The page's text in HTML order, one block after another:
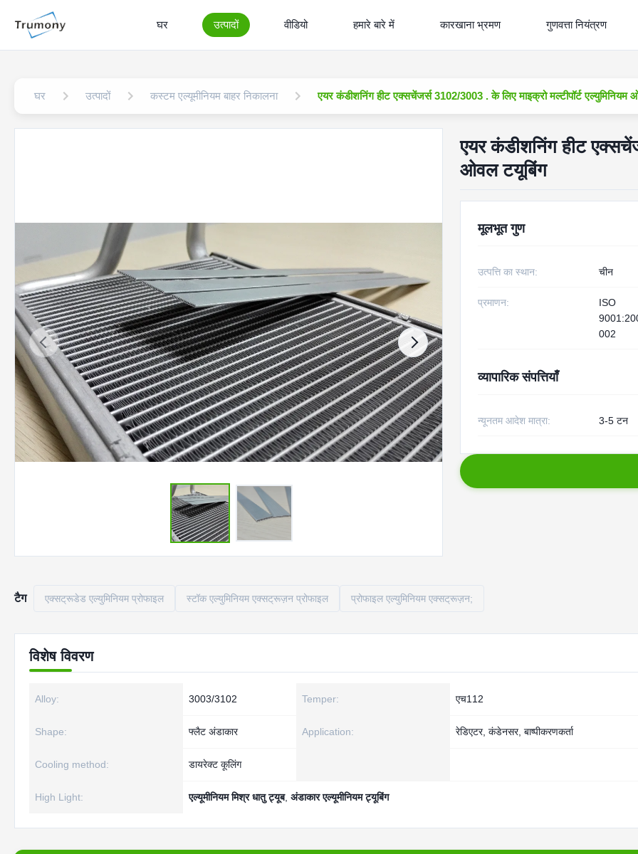
घर उत्पादों वीडियो हमारे बारे में कारखाना भ्रमण गुणवत्ता नियंत्रण
घर उत्पादों कस्टम एल्यूमीनियम बाहर निकालना एयर कंडीशनिंग हीट एक्सचेंजर्स 3102/3003 . के लिए माइक्रो मल्टीपॉर्ट एल्युमिनियम
एयर कंडीशनिंग हीट
ओवल टयूबिंग
मूलभूत गुण
उत्पत्ति का स्थान: चीन
प्रमाणन:
ISO
002
व्यापारिक संपत्तियाँ
न्यूनतम आदेश मात्रा: 3-5 टन
टैग एक्सट्रूडेड एल्युमिनियम प्रोफाइल स्टॉक एल्युमिनियम एक्सट्रूज़न प्रोफाइल प्रोफाइल एल्युमिनियम एक्सट्रूज़न;
विशेष विवरण
Alloy: 3003/3102 Temper: एच112
Shape: फ्लैट अंडाकार Application: रेडिएटर, कंडेनसर, बाष्पीकरणकर्ता
Cooling method: डायरेक्ट कूलिंग
High Light: एल्यूमीनियम मिश्र धातु ट्यूब, अंडाकार एल्यूमीनियम ट्यूबिंग